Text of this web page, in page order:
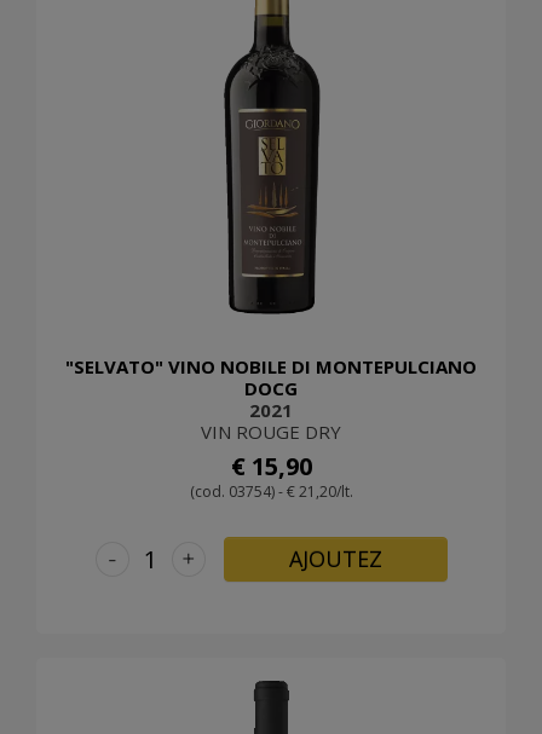
"SELVATO" VINO NOBILE DI MONTEPULCIANO
DOCG
2021
VIN ROUGE DRY
€ 15,90
(cod. 03754) - € 21,20/lt.
+
- AJOUTEZ